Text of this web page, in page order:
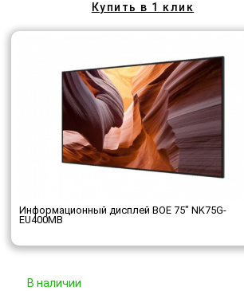
Купить в 1 клик
Информационный дисплей BOE 75" NK75G-
EU400MB
В наличии